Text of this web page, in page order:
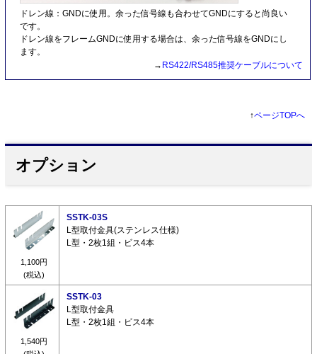
ドレン線：GNDに使用。余った信号線も合わせてGNDにすると尚良い
です。
ドレン線をフレームGNDに使用する場合は、余った信号線をGNDにし
ます。
→ RS422/RS485推奨ケーブルについて
↑ページTOPへ
オプション
1,100円
(税込)
SSTK-03S
L型取付金具(ステンレス仕様)
L型・2枚1組・ビス4本
1,540円
SSTK-03
L型取付金具
L型・2枚1組・ビス4本